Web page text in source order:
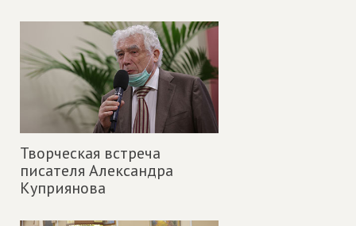
Творческая встреча
писателя Александра
Куприянова